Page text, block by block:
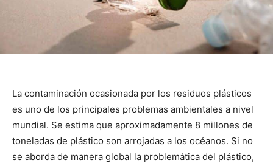
La contaminación ocasionada por los residuos plásticos
es uno de los principales problemas ambientales a nivel
mundial. Se estima que aproximadamente 8 millones de
toneladas de plástico son arrojadas a los océanos. Si no
se aborda de manera global la problemática del plástico,